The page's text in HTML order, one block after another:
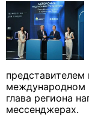
международном
глава региона
мессенджерах.